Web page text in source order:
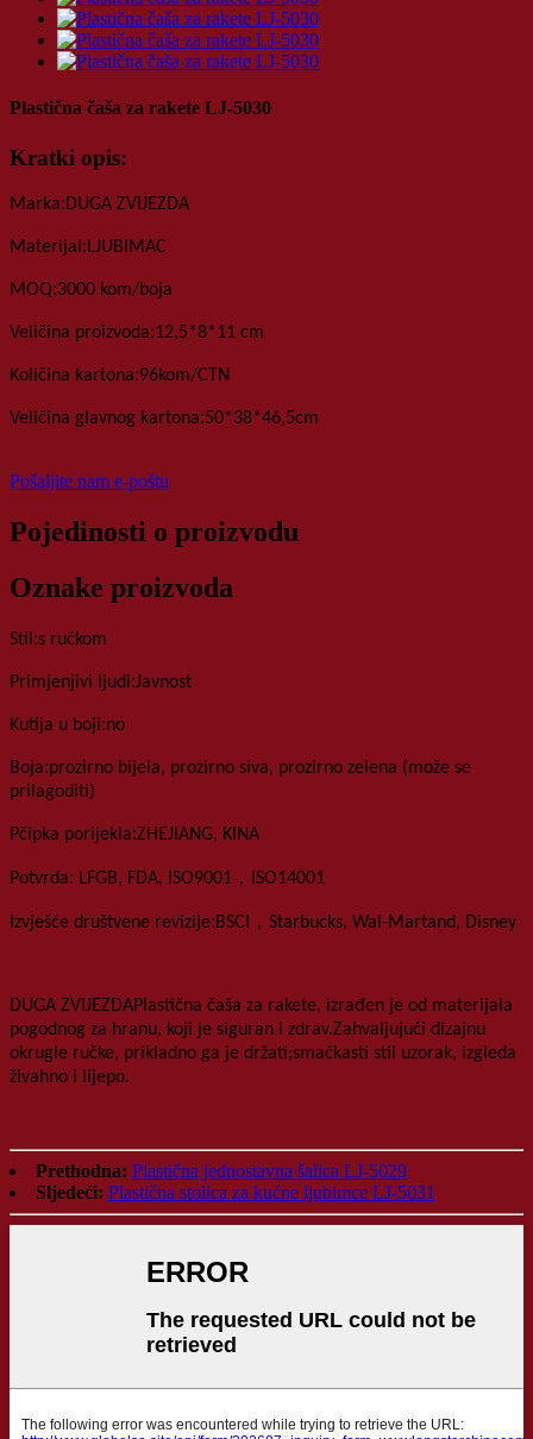
Plastična čaša za rakete LJ-5030
Kratki opis:
Marka:DUGA ZVIJEZDA
Materijal:LJUBIMAC
MOQ:3000 kom/boja
Veličina proizvoda:12,5*8*11 cm
Količina kartona:96kom/CTN
Veličina glavnog kartona:50*38*46,5cm
Pošaljite nam e-poštu
Pojedinosti o proizvodu
Oznake proizvoda
Stil :s ručkom
Primjenjivi ljudi:Javnost
Kutija u boji:no
Boja:prozirno bijela, prozirno siva, prozirno zelena (može se
prilagoditi)
Pčipka porijekla:ZHEJIANG, KINA
Potvrda: LFGB, FDA, ISO9001 ， ISO14001
Izvješće društvene revizije:BSCI ， Starbucks, Wal-Martand, Disney
DUGA ZVIJEZDAPlastična čaša za rakete, izrađen je od materijala
pogodnog za hranu, koji je siguran i zdrav.Zahvaljujući dizajnu
okrugle ručke, prikladno ga je držati;smačkasti stil
uzorak, izgleda
živahno i lijepo.
Prethodna: Plastična jednostavna šalica LJ-5029
Sljedeći: Plastična stolica za kućne ljubimce LJ-5031